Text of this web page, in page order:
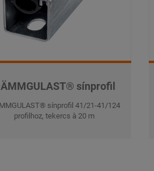
sínprofil
sínprofil 41/21-41/124
profilhoz, tekercs à 20 m